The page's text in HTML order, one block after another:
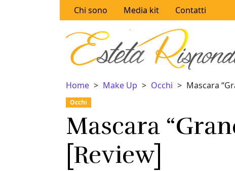
Chi sono Media kit Contatti
Home Make Up Occhi Mascara
Occhi
Mascara
[Review]